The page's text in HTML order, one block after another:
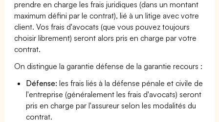
prendre en charge les frais juridiques (dans un montant
maximum défini par le contrat), lié à un litige avec votre
client. Vos frais d'avocats (que vous pouvez toujours
choisir librement) seront alors pris en charge par votre
contrat.
On distingue la garantie défense de la garantie recours :
Défense: les frais liés à la défense pénale et civile de
l'entreprise (généralement les frais d'avocats) seront
pris en charge par l'assureur selon les modalités du
contrat.